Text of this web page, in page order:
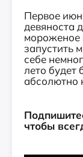
Первое
девяноста
мороженое
запустить
себе
лето будет
абсолютно
чтобы